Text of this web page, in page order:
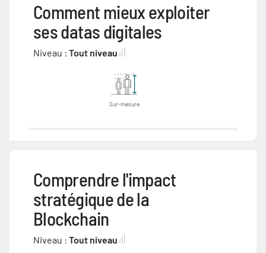
Comment mieux exploiter
ses datas digitales
Niveau : Tout niveau
Sur-mesure
Comprendre l'impact
stratégique de la
Blockchain
Niveau : Tout niveau